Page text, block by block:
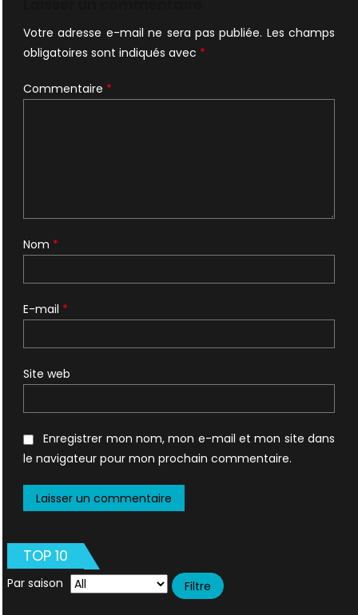
Votre adresse e-mail ne sera pas publiée. Les champs
obligatoires sont indiqués avec *
Commentaire *
Nom *
E-mail *
Site web
Enregistrer mon nom, mon e-mail et mon site dans
le navigateur pour mon prochain commentaire.
TOP 10
Par saison